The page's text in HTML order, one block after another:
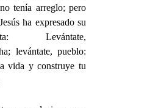
tenía arreglo; pero
ha expresado su
Levántate,
levántate, pueblo:
vida y construye tu